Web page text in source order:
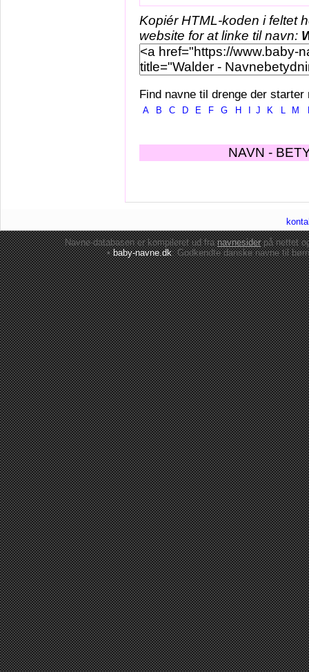
Kopiér HTML-koden i feltet
website for at linke til navn:
Find navne til drenge der starter
A B C D E F G H J K L M
NAVN -
Navne-databasen er kompileret ud franavnesiderpå nettet
•baby-navne.dk: Godkendte danskenavne til børn